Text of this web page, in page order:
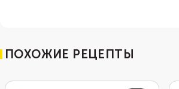
ПОХОЖИЕ РЕЦЕПТЫ